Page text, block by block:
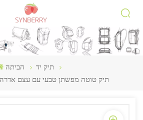
הביתה
תיק יד
תיק טוטה מפשתן טבעי עם עצם